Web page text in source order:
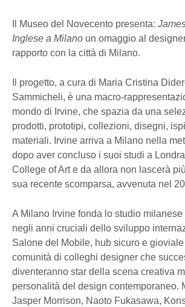
Il Museo del Novecento presenta:
Inglese a Milano un omaggio al
rapporto con la città di Milano.
Il progetto, a cura di Maria Cristina
Sammicheli, è una macro-
mondo di Irvine, che spazia da una
prodotti, prototipi, collezioni, disegni,
materiali. Irvine arriva a Milano nella
dopo aver concluso i suoi studi a
College of Art e da allora non lascerà
sua recente scomparsa, avvenuta nel
A Milano Irvine fonda lo studio milanese
negli anni cruciali dello sviluppo
Salone del Mobile, hub sicuro e
comunità di colleghi designer che
diventeranno star della scena creativa
personalità del design contemporaneo.
Jasper Morrison, Naoto Fukasawa,